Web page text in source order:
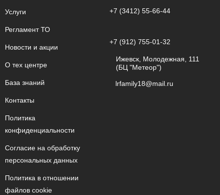
Услуги
Регламент ТО
Новости и акции
О тех центре
База знаний
Контакты
Политика
конфиденциальности
Согласие на обработку
персональных данных
Политика в отношении
файлов cookie
+7 (3412) 55-66-44
+7 (912) 755-01-32
Ижевск, Молодежная, 111
(БЦ "Метеор")
lrfamily18@mail.ru